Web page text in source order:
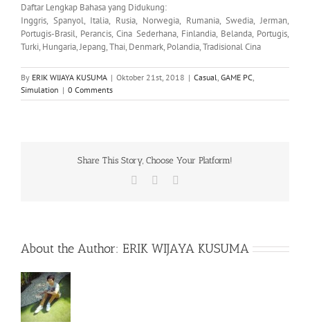
Daftar Lengkap Bahasa yang Didukung:
Inggris, Spanyol, Italia, Rusia, Norwegia, Rumania, Swedia, Jerman,
Portugis-Brasil, Perancis, Cina Sederhana, Finlandia, Belanda, Portugis,
Turki, Hungaria, Jepang, Thai, Denmark, Polandia, Tradisional Cina
By ERIK WIJAYA KUSUMA | Oktober 21st, 2018 | Casual GAME PC
Simulation | 0 Comments
Share This Story, Choose Your Platform!
Facebook
About the Author: ERIK WIJAYA KUSUMA